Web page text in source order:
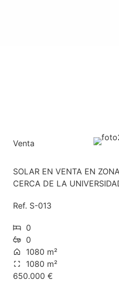
Venta
SOLAR EN VENTA EN
CERCA DE LA
Ref. S-013
0
0
1080 m²
1080 m²
650.000 €